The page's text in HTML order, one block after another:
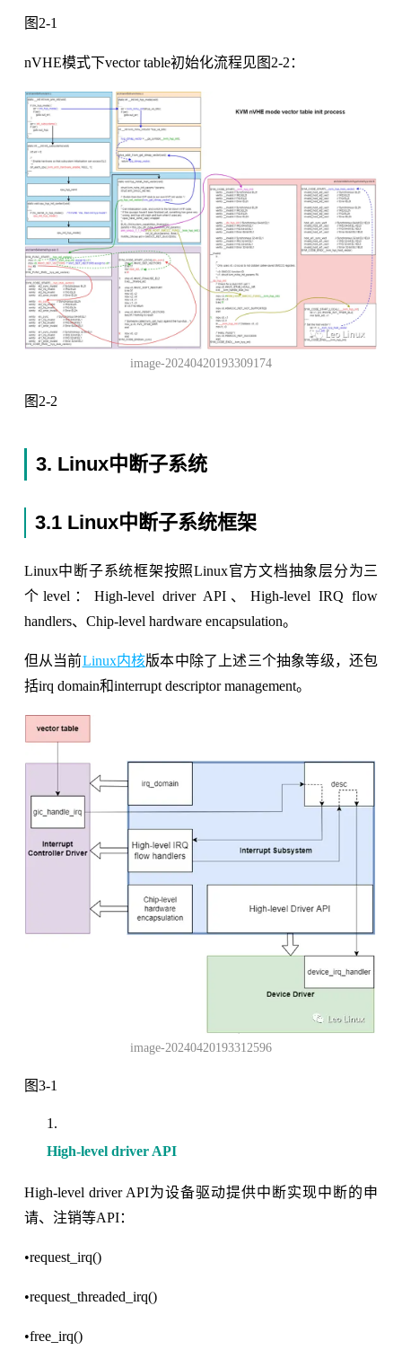
图2-1
nVHE模式下vector table初始化流程见图2-2：
image-20240420193309174
图2-2
3. Linux中断子系统
3.1 Linux中断子系统框架
Linux中断子系统框架按照Linux官方文档抽象层分为三
个level：High-level driver API、High-level IRQ flow
handlers、Chip-level hardware encapsulation。
但从当前Linux内核版本中除了上述三个抽象等级，还包
括irq domain和interrupt descriptor management。
image-20240420193312596
图3-1
High-level driver API
High-level driver API为设备驱动提供中断实现中断的申
请、注销等API：
•request_irq()
•request_threaded_irq()
•free_irq()